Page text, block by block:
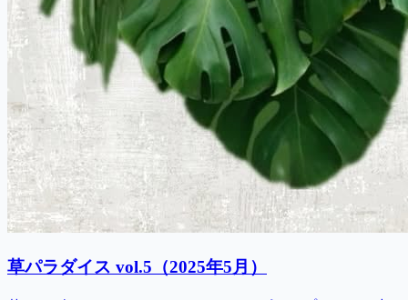
草パラダイス vol.5（2025年5月）